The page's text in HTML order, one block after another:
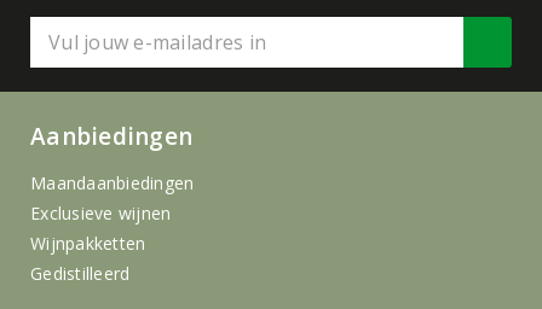
Aanbiedingen
Maandaanbiedingen
Exclusieve wijnen
Wijnpakketten
Gedistilleerd